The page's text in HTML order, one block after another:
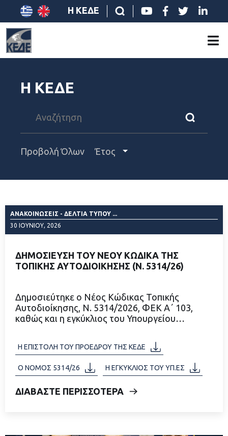
Η ΚΕΔΕ
Η ΚΕΔΕ
Προβολή Όλων Έτος
ΑΝΑΚΟΙΝΏΣΕΙΣ - ΔΕΛΤΊΑ ΤΎΠΟΥ ...
30 ΙΟΥΝΊΟΥ, 2026
ΔΗΜΟΣΙΕΥΣΗ ΤΟΥ ΝΕΟΥ ΚΩΔΙΚΑ ΤΗΣ
ΤΟΠΙΚΗΣ ΑΥΤΟΔΙΟΙΚΗΣΗΣ (Ν. 5314/26)
Δημοσιεύτηκε ο Νέος Κώδικας Τοπικής
Αυτοδιοίκησης, Ν. 5314/2026, ΦΕΚ Α΄ 103,
καθώς και η εγκύκλιος του Υπουργείου…
Η ΕΠΙΣΤΟΛΗ ΤΟΥ ΠΡΟΕΔΡΟΥ ΤΗΣ ΚΕΔΕ
Ο ΝΟΜΟΣ 5314/26 Η ΕΓΚΥΚΛΙΟΣ ΤΟΥ ΥΠ.ΕΣ
ΔΙΑΒΑΣΤΕ ΠΕΡΙΣΣΟΤΕΡΑ